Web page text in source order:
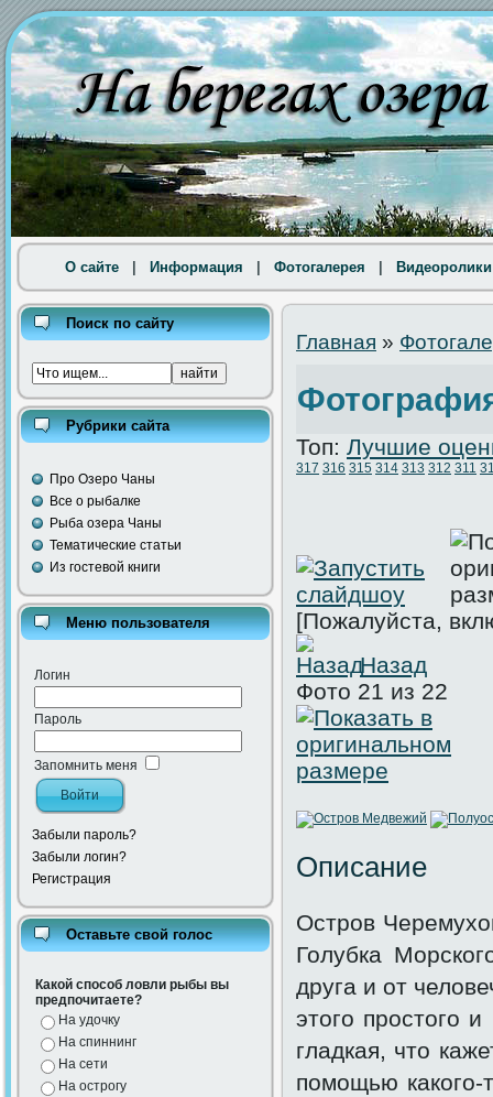
О сайте Информация Фотогалерея Видеоролики
Поиск по сайту
Рубрики сайта
Про Озеро Чаны
Все о рыбалке
Рыба озера Чаны
Тематические статьи
Из гостевой книги
Меню пользователя
Логин
Пароль
Запомнить меня
Забыли пароль?
Забыли логин?
Регистрация
Оставьте свой голос
Какой способ ловли рыбы вы
предпочитаете?
На удочку
На спиннинг
На сети
На острогу
Главная »
Топ: Лучшие
317 316 315 314 313 312 311
[Пожалуйста,
Назад
Фото 21 из 22
Описание
Остров
Голубка
друга и от
этого простого
гладкая, что
помощью какого-